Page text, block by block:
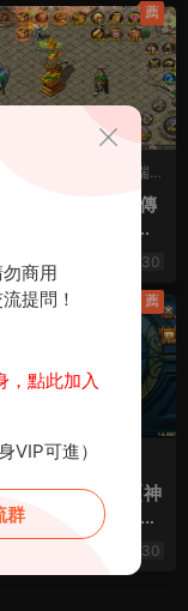
手遊服務端·
三端引擎(GOM)傳
美杜莎傳奇六大陸
三季】Win一鍵服
蘋果雙端+視頻架
11 30
薦
· 手遊服務端
引擎傳奇手遊【神
職業六大陸】Win
端+安卓+GM後台30
薦
商用
提問！
，點此加入
VIP可進）
群